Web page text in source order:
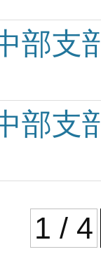
部支
部支
1 / 4